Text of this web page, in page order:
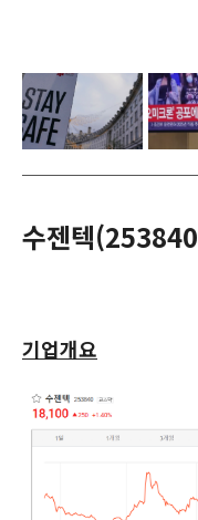
수젠텍(253840
기업개요